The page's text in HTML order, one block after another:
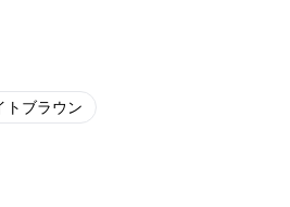
トブラウン